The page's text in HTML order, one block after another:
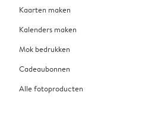
Kaarten maken
Kalenders maken
Mok bedrukken
Cadeaubonnen
Alle fotoproducten